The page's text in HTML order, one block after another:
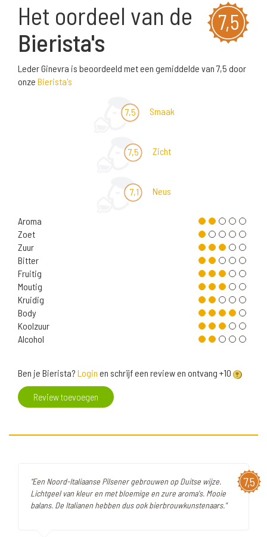
7,5
Het oordeel van de
Bierista's
Leder Ginevra is beoordeeld met een gemiddelde van 7,5 door
onze Bierista's
7,5 Smaak
7,5 Zicht
7,1 Neus
Aroma
Zoet
Zuur
Bitter
Fruitig
Moutig
Kruidig
Body
Koolzuur
Alcohol
Ben je Bierista? Login en schrijf een review en ontvang +10
Review toevoegen
7,5
"Een Noord-Italiaanse Pilsener gebrouwen op Duitse wijze.
Lichtgeel van kleur en met bloemige en zure aroma's. Mooie
balans. De Italianen hebben dus ook bierbrouwkunstenaars."